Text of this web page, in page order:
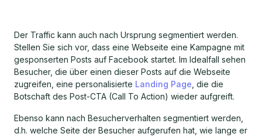
Der Traffic kann auch nach Ursprung segmentiert werden.
Stellen Sie sich vor, dass eine Webseite eine Kampagne mit
gesponserten Posts auf Facebook startet. Im Idealfall sehen
Besucher, die über einen dieser Posts auf die Webseite
zugreifen, eine personalisierte Landing Page , die die
Botschaft des Post-CTA (Call To Action) wieder aufgreift.
Ebenso kann nach Besucherverhalten segmentiert werden,
d.h. welche Seite der Besucher aufgerufen hat, wie lange er